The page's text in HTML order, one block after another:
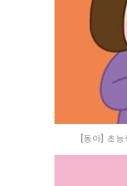
[동아] 초